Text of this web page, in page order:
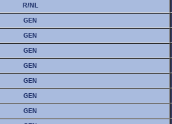
R/NL
GEN
GEN
GEN
GEN
GEN
GEN
GEN